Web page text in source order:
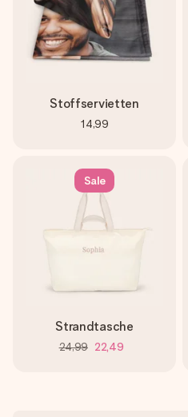
Stoffservietten
14,99
Sale
Strandtasche
24,99 22,49